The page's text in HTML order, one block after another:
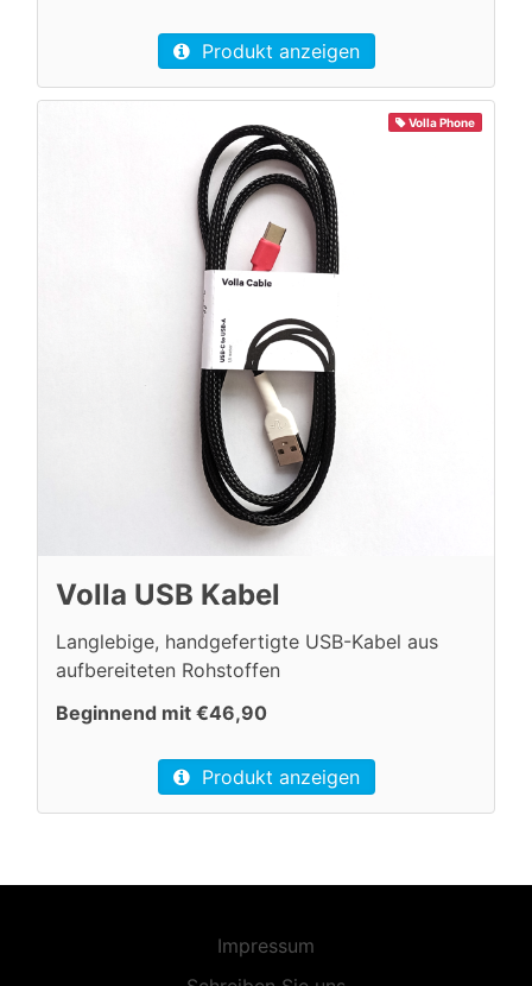
Produkt anzeigen
Volla Phone
Volla USB Kabel
Langlebige, handgefertigte USB-Kabel aus
aufbereiteten Rohstoffen
Beginnend mit €46,90
Produkt anzeigen
Impressum